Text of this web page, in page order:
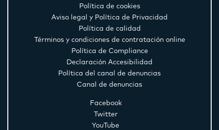
Política de cookies
Aviso legal y Política de Privacidad
Política de calidad
Términos y condiciones de contratación online
Política de Compliance
Declaración Accesibilidad
Política del canal de denuncias
Canal de denuncias
Facebook
Twitter
YouTube